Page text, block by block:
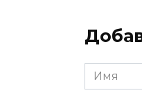
Имя
*